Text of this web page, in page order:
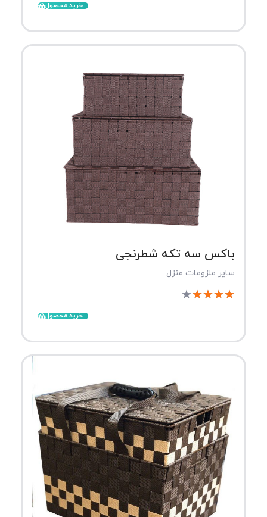
خرید محصول
باکس سه تکه شطرنجی
سایر ملزومات منزل
★
★
★
★
★
خرید محصول